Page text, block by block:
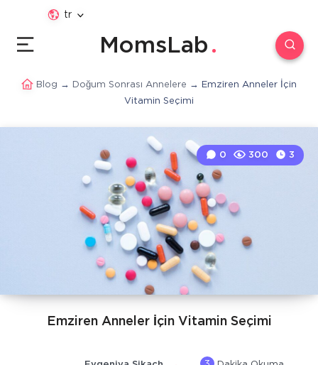
tr
MomsLab
Blog → Doğum Sonrası Annelere → Emziren Anneler İçin
Vitamin Seçimi
Emziren Anneler İçin Vitamin Seçimi
0 300 3